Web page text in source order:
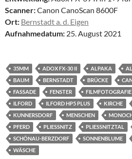
Scanner:Canon CanoScan 8600F
Ort: Bernstadt a. d. Eigen
Aufnahmedatum: 25. August 2021
35MM ADOX FX-30 II ALPAKA
BAUM
BERNSTADT BRÜCKE
FASSADE
FENSTER FILMFOTOGRAFIE
ILFORD
ILFORD HP5 PLUS KIRCHE
KUNNERSDORF
MENSCHEN
PFERD
PLIESSNITZ PLIESSNITZTAL
SCHÖNAU-BERZDORF
SONNENBLUME
WÄSCHE